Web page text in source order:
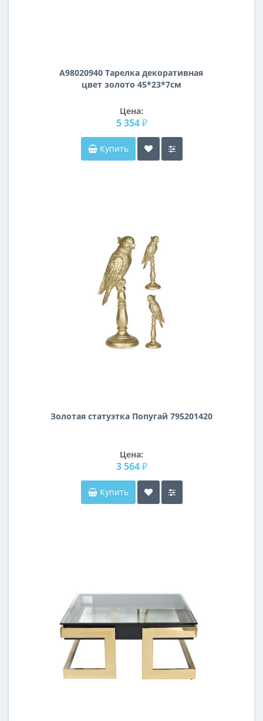
A98020940 Тарелка декоративная
цвет золото 45*23*7см
Цена:
5 354 ₽
Купить
Золотая статуэтка Попугай 795201420
Цена:
3 564 ₽
Купить